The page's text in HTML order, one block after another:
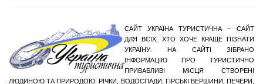
САЙТ УКРАЇНА ТУРИСТИЧНА – САЙТ
ДЛЯ ВСІХ, ХТО ХОЧЕ КРАЩЕ ПІЗНАТИ
УКРАЇНУ. НА САЙТІ ЗІБРАНО
ІНФОРМАЦІЮ ПРО ТУРИСТИЧНО
ПРИВАБЛИВІ МІСЦЯ СТВОРЕНІ
ЛЮДИНОЮ ТА ПРИРОДОЮ: РІЧКИ, ВОДОСПАДИ, ГІРСЬКІ ВЕРШИНИ, ПЕЧЕРИ,